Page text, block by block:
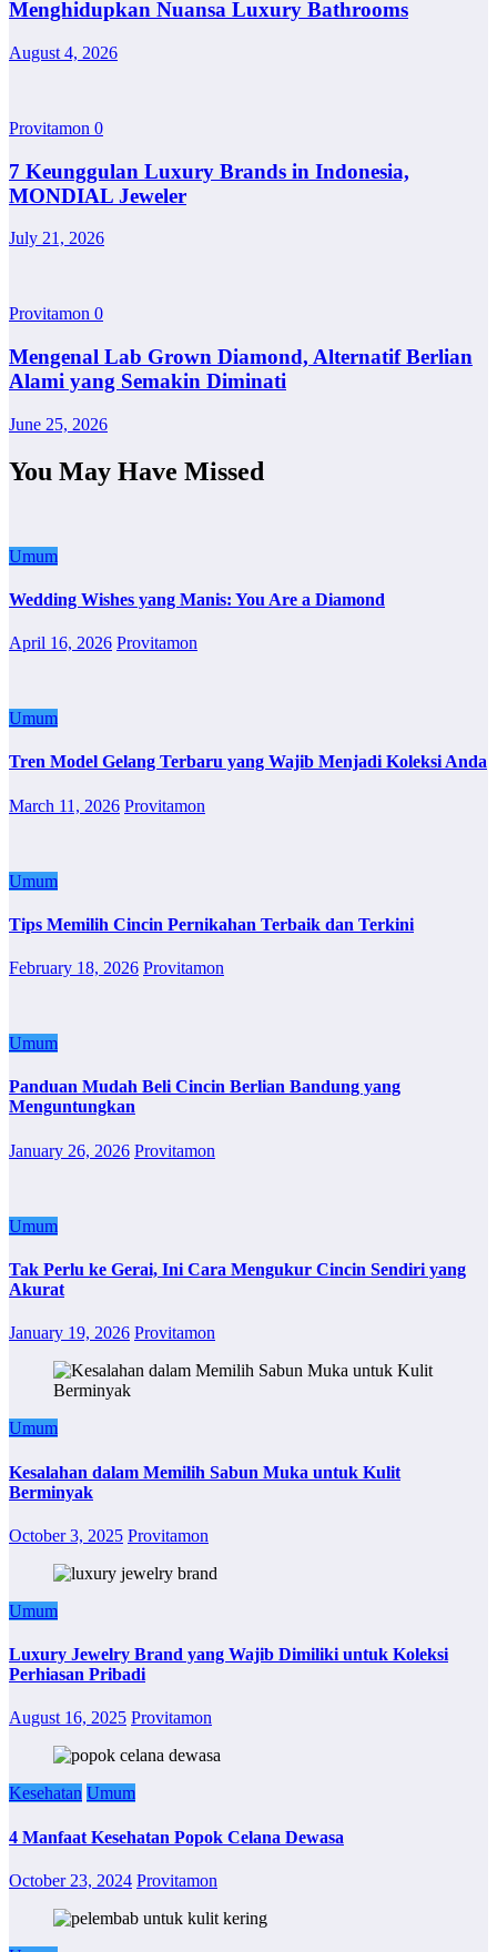
Menghidupkan Nuansa Luxury Bathrooms
August 4, 2026
Provitamon 0
7 Keunggulan Luxury Brands in Indonesia,
MONDIAL Jeweler
July 21, 2026
Provitamon 0
Mengenal Lab Grown Diamond, Alternatif Berlian
Alami yang Semakin Diminati
June 25, 2026
You May Have Missed
Umum
Wedding Wishes yang Manis: You Are a Diamond
April 16, 2026 Provitamon
Umum
Tren Model Gelang Terbaru yang Wajib Menjadi Koleksi Anda
March 11, 2026 Provitamon
Umum
Tips Memilih Cincin Pernikahan Terbaik dan Terkini
February 18, 2026 Provitamon
Umum
Panduan Mudah Beli Cincin Berlian Bandung yang
Menguntungkan
January 26, 2026 Provitamon
Umum
Tak Perlu ke Gerai, Ini Cara Mengukur Cincin Sendiri yang
Akurat
January 19, 2026 Provitamon
Umum
Kesalahan dalam Memilih Sabun Muka untuk Kulit
Berminyak
October 3, 2025 Provitamon
Umum
Luxury Jewelry Brand yang Wajib Dimiliki untuk Koleksi
Perhiasan Pribadi
August 16, 2025 Provitamon
Kesehatan Umum
4 Manfaat Kesehatan Popok Celana Dewasa
October 23, 2024 Provitamon